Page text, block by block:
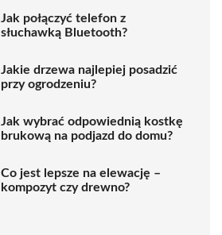
Jak połączyć telefon z
słuchawką Bluetooth?
Jakie drzewa najlepiej posadzić
przy ogrodzeniu?
Jak wybrać odpowiednią kostkę
brukową na podjazd do domu?
Co jest lepsze na elewację –
kompozyt czy drewno?